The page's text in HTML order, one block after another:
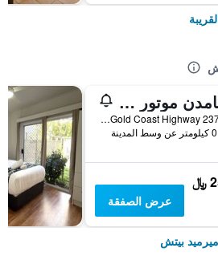
كامدن موتور إن
2371 Gold Coast Highway, ميرميد بيتش, QLD, أستراليا
المدينة
﷼
عرض الصفقة
بيتش